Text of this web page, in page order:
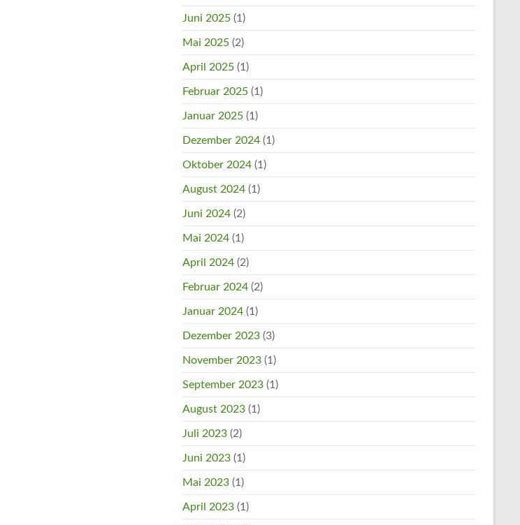
Juni 2025 (1)
Mai 2025 (2)
April 2025 (1)
Februar 2025 (1)
Januar 2025 (1)
Dezember 2024 (1)
Oktober 2024 (1)
August 2024 (1)
Juni 2024 (2)
Mai 2024 (1)
April 2024 (2)
Februar 2024 (2)
Januar 2024 (1)
Dezember 2023 (3)
November 2023 (1)
September 2023 (1)
August 2023 (1)
Juli 2023 (2)
Juni 2023 (1)
Mai 2023 (1)
April 2023 (1)